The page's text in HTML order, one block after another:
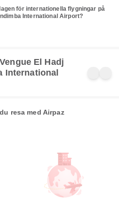
för internationella flygningar på
International Airport?
El Hadj
International
resa med Airpaz